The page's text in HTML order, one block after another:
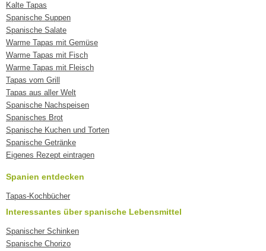
Kalte Tapas
Spanische Suppen
Spanische Salate
Warme Tapas mit Gemüse
Warme Tapas mit Fisch
Warme Tapas mit Fleisch
Tapas vom Grill
Tapas aus aller Welt
Spanische Nachspeisen
Spanisches Brot
Spanische Kuchen und Torten
Spanische Getränke
Eigenes Rezept eintragen
Spanien entdecken
Tapas-Kochbücher
Interessantes über spanische Lebensmittel
Spanischer Schinken
Spanische Chorizo